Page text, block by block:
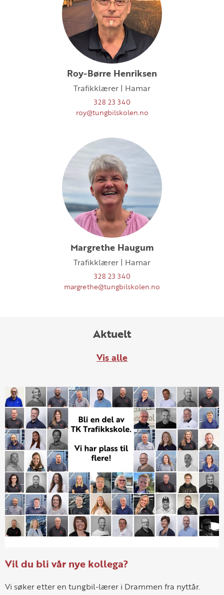
Roy-Børre Henriksen
Trafikklærer | Hamar
328 23 340
roy@tungbilskolen.no
Margrethe Haugum
Trafikklærer | Hamar
328 23 340
margrethe@tungbilskolen.no
Aktuelt
Vis alle
Vil du bli vår nye kollega?
Vi søker etter en tungbil-lærer i Drammen fra nyttår.